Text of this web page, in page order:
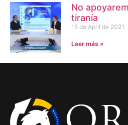
No
tiranía
15 de April de 2021
Leer más »